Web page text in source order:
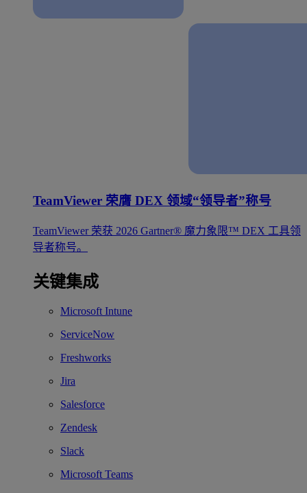
TeamViewer 荣膺 DEX 领域“领导者”称号
TeamViewer 荣获 2026 Gartner® 魔力象限™ DEX 工具领
导者称号。
关键集成
Microsoft Intune
ServiceNow
Freshworks
Jira
Salesforce
Zendesk
Slack
Microsoft Teams